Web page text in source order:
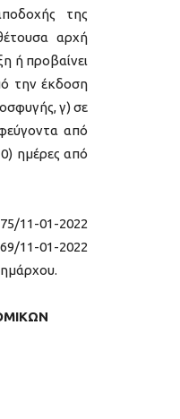
της
αρχή
ή προβαίνει
την έκδοση
γ) σε
από
ημέρες από
11-01-2022
11-01-2022